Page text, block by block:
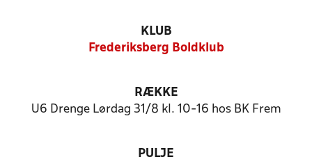
KLUB
Frederiksberg Boldklub
RÆKKE
U6 Drenge Lørdag 31/8 kl. 10-16 hos BK Frem
PULJE